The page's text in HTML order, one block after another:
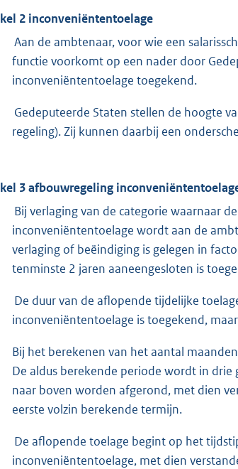
2 inconveniëntentoelage
Aan de ambtenaar, voor wie een
functie voorkomt op een nader door
inconveniëntentoelage toegekend.
Gedeputeerde Staten stellen de hoogte
regeling). Zij kunnen daarbij een
3 afbouwregeling
Bij verlaging van de categorie waarnaar
inconveniëntentoelage wordt aan de
verlaging of beëindiging is gelegen in
tenminste 2 jaren aaneengesloten is
De duur van de aflopende tijdelijke
inconveniëntentoelage is toegekend,
Bij het berekenen van het aantal
De aldus berekende periode wordt in
naar boven worden afgerond, met dien
eerste volzin berekende termijn.
De aflopende toelage begint op het
inconveniëntentoelage, met dien